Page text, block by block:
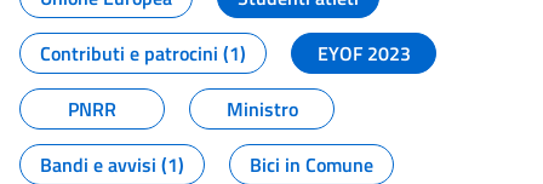
Contributi e patrocini (1)
EYOF 2023
PNRR
Ministro
Bandi e avvisi (1)
Bici in Comune